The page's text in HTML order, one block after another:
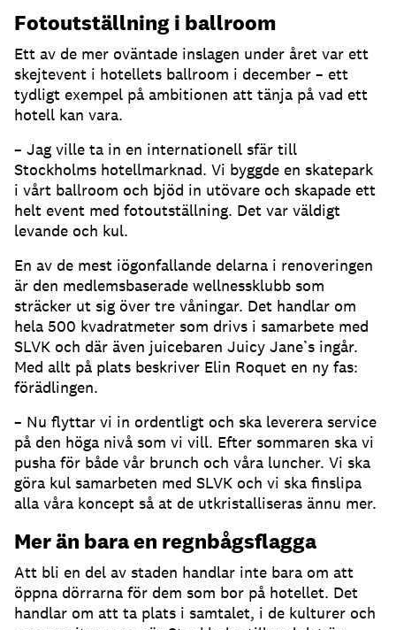
Fotoutställning i ballroom
Ett av de mer oväntade inslagen under året var ett
skejtevent i hotellets ballroom i december – ett
tydligt exempel på ambitionen att tänja på vad ett
hotell kan vara.
– Jag ville ta in en internationell sfär till
Stockholms hotellmarknad. Vi byggde en skatepark
i vårt ballroom och bjöd in utövare och skapade ett
helt event med fotoutställning. Det var väldigt
levande och kul.
En av de mest iögonfallande delarna i renoveringen
är den medlemsbaserade wellnessklubb som
sträcker ut sig över tre våningar. Det handlar om
hela 500 kvadratmeter som drivs i samarbete med
SLVK och där även juicebaren Juicy Jane’s ingår.
Med allt på plats beskriver Elin Roquet en ny fas:
förädlingen.
– Nu flyttar vi in ordentligt och ska leverera service
på den höga nivå som vi vill. Efter sommaren ska vi
pusha för både vår brunch och våra luncher. Vi ska
göra kul samarbeten med SLVK och vi ska finslipa
alla våra koncept så at de utkristalliseras ännu mer.
Mer än bara en regnbågsflagga
Att bli en del av staden handlar inte bara om att
öppna dörrarna för dem som bor på hotellet. Det
handlar om att ta plats i samtalet, i de kulturer och